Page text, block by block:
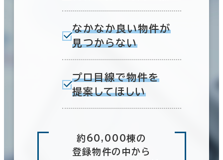
なかなか良い物件が
見つからない
プロ目線で物件を
提案してほしい
約60,000棟の
登録物件の中から